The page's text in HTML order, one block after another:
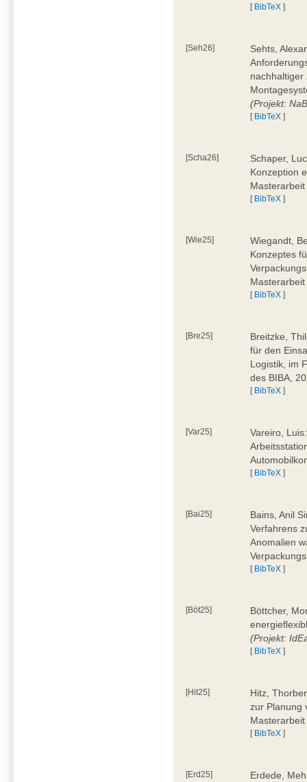
[ BibTeX ]
[Seh26]
Sehts,
nachhaltiger
(Projekt:
[ BibTeX ]
[Scha26]
Schaper,
Konzeption
[ BibTeX ]
[Wie25]
Wiegandt,
Konzeptes
[ BibTeX ]
[Bre25]
Breitzke,
für den
Logistik, im
des BIBA,
[ BibTeX ]
[Var25]
Vareiro,
[ BibTeX ]
[Bai25]
Bains, Anil
Verfahrens
Anomalien
[ BibTeX ]
[Böt25]
Böttcher,
(Projekt:
[ BibTeX ]
[Hit25]
Hitz,
zur Planung
[ BibTeX ]
[Erd25]
Erdede,